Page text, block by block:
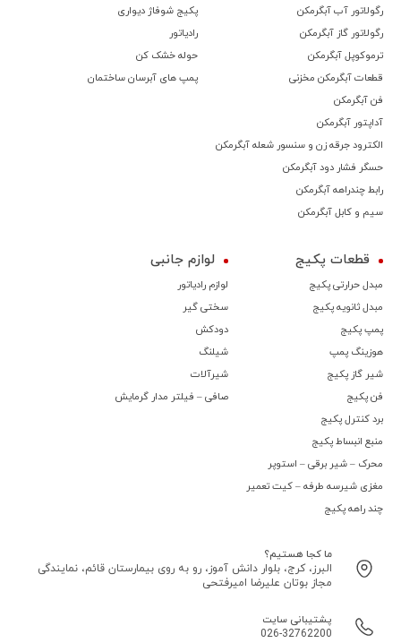
رگولاتور آب آبگرمکن
رگولاتور گاز آبگرمکن
ترموكوپل آبگرمکن
قطعات آبگرمکن مخزنی
فن آبگرمکن
آداپتور آبگرمکن
الکترود جرقه زن و سنسور شعله آبگرمکن
حسگر فشار دود آبگرمکن
رابط چندراهه آبگرمکن
سیم و کابل آبگرمکن
پکیج شوفاژ دیواری
رادیاتور
حوله خشک کن
پمپ های آبرسان ساختمان
قطعات پکیج
مبدل حرارتی پکیج
مبدل ثانویه پکیج
پمپ پکیج
هوزینگ پمپ
شیر گاز پکیج
فن پکیج
برد کنترل پکیج
منبع انبساط پکیج
محرک – شیر برقی – استوپر
مغزی شیرسه طرفه – کیت تعمیر
چند راهه پکیج
لوازم جانبی
لوازم رادیاتور
سختی گیر
دودکش
شیلنگ
شیرآلات
صافی – فیلتر مدار گرمایش
ما کجا هستیم؟
البرز، کرج، بلوار دانش آموز، رو به روی بیمارستان قائم، نمایندگی
مجاز بوتان علیرضا امیرفتحی
پشتیبانی سایت
026-32762200